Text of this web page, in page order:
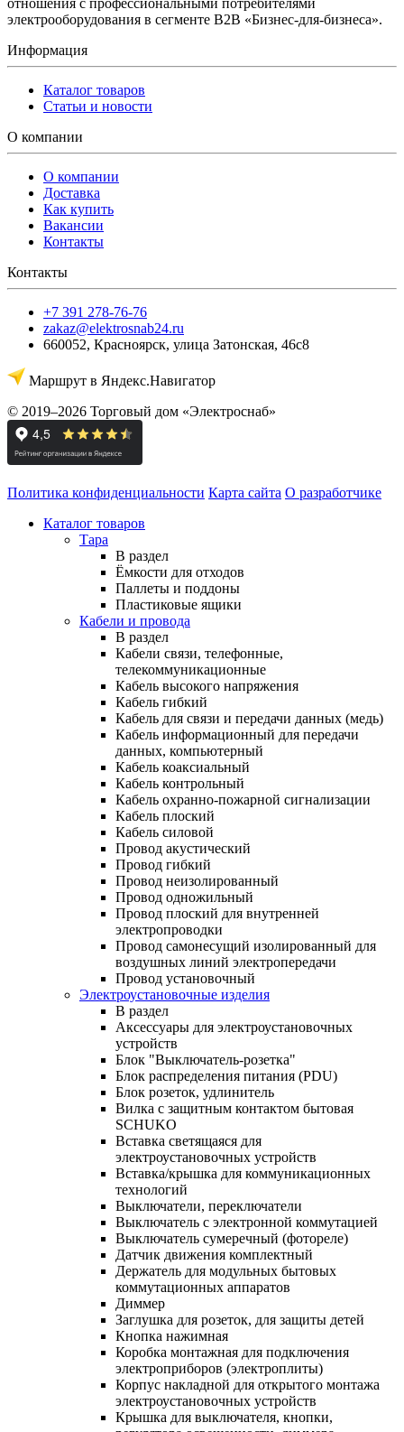
электрооборудования в сегменте B2B «Бизнес-для-бизнеса».
Информация
Каталог товаров
Статьи и новости
О компании
О компании
Доставка
Как купить
Вакансии
Контакты
Контакты
+7 391 278-76-76
zakaz@elektrosnab24.ru
660052, Красноярск, улица Затонская, 46с8
Маршрут в Яндекс.Навигатор
© 2019–2026 Торговый дом «Электроснаб»
Политика конфиденциальности Карта сайта О разработчике
Каталог товаров
Тара
В раздел
Ёмкости для отходов
Паллеты и поддоны
Пластиковые ящики
Кабели и провода
В раздел
Кабели связи, телефонные,
телекоммуникационные
Кабель высокого напряжения
Кабель гибкий
Кабель для связи и передачи данных (медь)
Кабель информационный для передачи
данных, компьютерный
Кабель коаксиальный
Кабель контрольный
Кабель охранно-пожарной сигнализации
Кабель плоский
Кабель силовой
Провод акустический
Провод гибкий
Провод неизолированный
Провод одножильный
Провод плоский для внутренней
электропроводки
Провод самонесущий изолированный для
воздушных линий электропередачи
Провод установочный
Электроустановочные изделия
В раздел
Аксессуары для электроустановочных
устройств
Блок "Выключатель-розетка"
Блок распределения питания (PDU)
Блок розеток, удлинитель
Вилка с защитным контактом бытовая
SCHUKO
Вставка светящаяся для
электроустановочных устройств
Вставка/крышка для коммуникационных
технологий
Выключатели, переключатели
Выключатель с электронной коммутацией
Выключатель сумеречный (фотореле)
Датчик движения комплектный
Держатель для модульных бытовых
коммутационных аппаратов
Диммер
Заглушка для розеток, для защиты детей
Кнопка нажимная
Коробка монтажная для подключения
электроприборов (электроплиты)
Корпус накладной для открытого монтажа
электроустановочных устройств
Крышка для выключателя, кнопки,